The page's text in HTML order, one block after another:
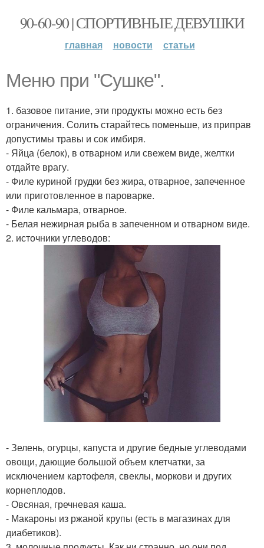
90-60-90 | СПОРТИВНЫЕ ДЕВУШКИ
главная новости статьи
Меню при "Сушке".
1. базовое питание, эти продукты можно есть без
ограничения. Солить старайтесь поменьше, из приправ
допустимы травы и сок имбиря.
- Яйца (белок), в отварном или свежем виде, желтки
отдайте врагу.
- Филе куриной грудки без жира, отварное, запеченное
или приготовленное в пароварке.
- Филе кальмара, отварное.
- Белая нежирная рыба в запеченном и отварном виде.
2. источники углеводов:
- Зелень, огурцы, капуста и другие бедные углеводами
овощи, дающие большой объем клетчатки, за
исключением картофеля, свеклы, моркови и других
корнеплодов.
- Овсяная, гречневая каша.
- Макароны из ржаной крупы (есть в магазинах для
диабетиков).